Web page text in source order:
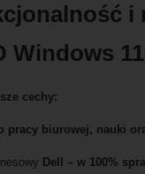
i
Windows
cechy:
pracy biurowej, nauki
Dell – w 100%